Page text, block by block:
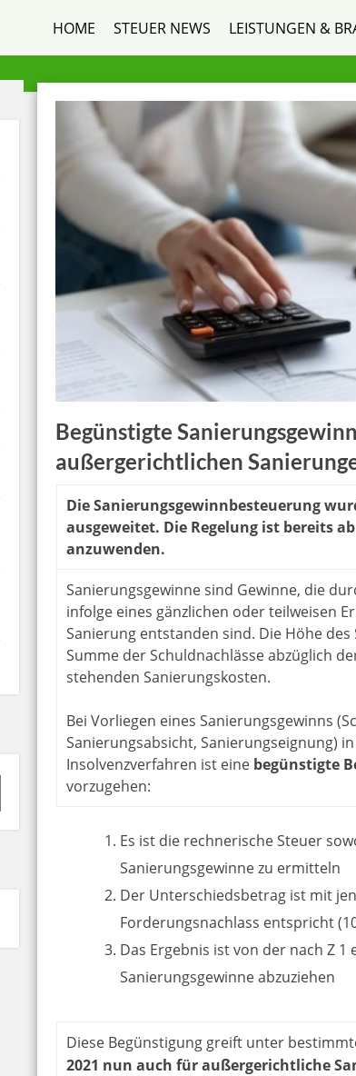
HOME STEUER NEWS LEISTUNGEN &
Begünstigte
außergerichtlichen
Die Sanierungsgewinnbesteuerung
ausgeweitet. Die Regelung ist bereits
anzuwenden.
Sanierungsgewinne sind Gewinne, die
infolge eines gänzlichen oder teilweisen
Sanierung entstanden sind. Die Höhe
Summe der Schuldnachlässe abzüglich
stehenden Sanierungskosten.
Bei Vorliegen eines Sanierungsgewinns
Sanierungsabsicht, Sanierungseignung)
Insolvenzverfahren ist eine begünstigte
vorzugehen:
Es ist die rechnerische Steuer
Sanierungsgewinne zu ermitteln
Der Unterschiedsbetrag ist mit
Forderungsnachlass entspricht
Das Ergebnis ist von der nach Z
Sanierungsgewinne abzuziehen
Diese Begünstigung greift unter
2021 nun auch für außergerichtliche